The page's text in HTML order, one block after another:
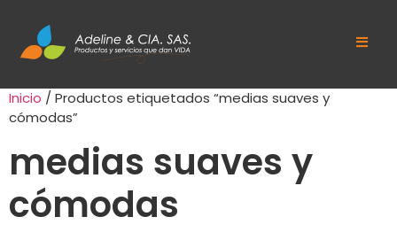
Inicio / Productos etiquetados “medias suaves y
cómodas”
medias suaves y
cómodas